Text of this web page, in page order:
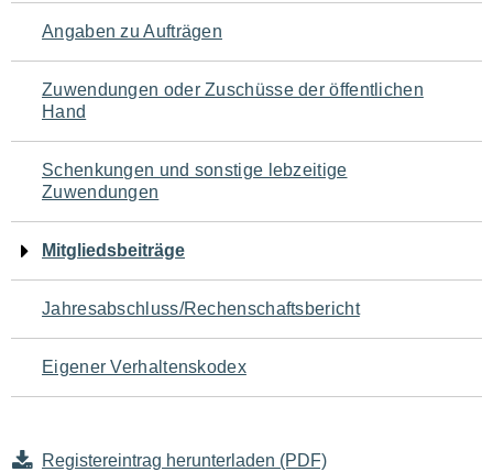
Angaben zu Aufträgen
Zuwendungen oder Zuschüsse der öffentlichen
Hand
Schenkungen und sonstige lebzeitige
Zuwendungen
Mitgliedsbeiträge
Jahresabschluss/Rechenschaftsbericht
Eigener Verhaltenskodex
Registereintrag herunterladen (PDF)